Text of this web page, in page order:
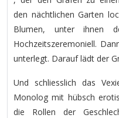
den nächtlichen Garten
Blumen, unter ihnen
Hochzeitszeremoniell.
unterlegt. Darauf lädt der
Und schliesslich das
Monolog mit hübsch
die Rollen der